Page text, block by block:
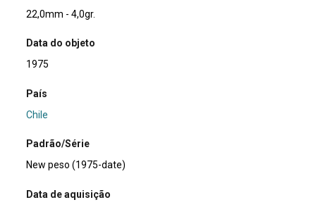
22,0mm - 4,0gr.
Data do objeto
1975
País
Chile
Padrão/Série
New peso (1975-date)
Data de aquisição